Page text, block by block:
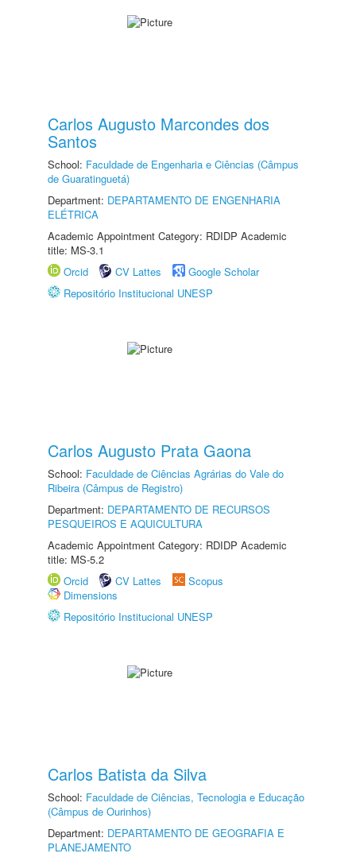
Carlos Augusto Marcondes dos
Santos
School: Faculdade de Engenharia e Ciências (Câmpus
de Guaratinguetá)
Department: DEPARTAMENTO DE ENGENHARIA
ELÉTRICA
Academic Appointment Category: RDIDP Academic
title: MS-3.1
Orcid
CV Lattes
Google Scholar
Repositório Institucional UNESP
Carlos Augusto Prata Gaona
School: Faculdade de Ciências Agrárias do Vale do
Ribeira (Câmpus de Registro)
Department: DEPARTAMENTO DE RECURSOS
PESQUEIROS E AQUICULTURA
Academic Appointment Category: RDIDP Academic
title: MS-5.2
Orcid
CV Lattes
Scopus
Dimensions
Repositório Institucional UNESP
Carlos Batista da Silva
School: Faculdade de Ciências, Tecnologia e Educação
(Câmpus de Ourinhos)
Department: DEPARTAMENTO DE GEOGRAFIA E
PLANEJAMENTO